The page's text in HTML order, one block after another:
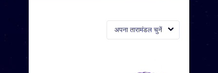
अपना तारामंडल चुनें